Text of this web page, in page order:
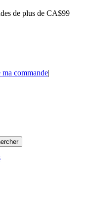
de plus de CA$99
ma commande|